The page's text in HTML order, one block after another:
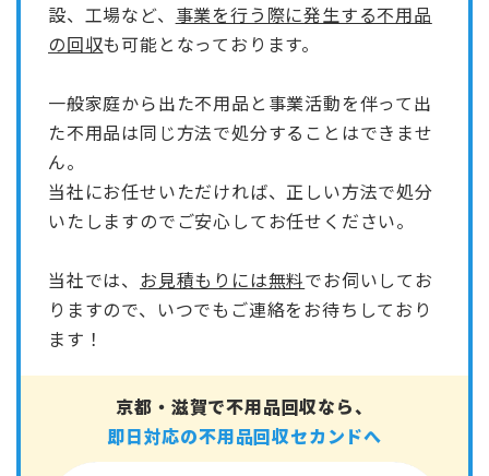
設、工場など、 事業を行う際に発生する不用品
の回収も可能となっております。
一般家庭から出た不用品と事業活動を伴って出
た不用品は同じ方法で処分することはできませ
ん。
当社にお任せいただければ、正しい方法で処分
いたしますのでご安心してお任せください。
当社では、 お見積もりには無料でお伺いしてお
りますので、いつでもご連絡をお待ちしており
ます！
京都・滋賀で不用品回収なら、
即日対応の不用品回収セカンドへ